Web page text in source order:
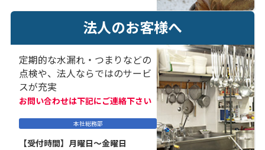
法人のお客様へ
定期的な水漏れ・つまりなどの
点検や、法人ならではのサービ
スが充実
お問い合わせは下記にご連絡下さい
本社総務部
【受付時間】月曜日～金曜日